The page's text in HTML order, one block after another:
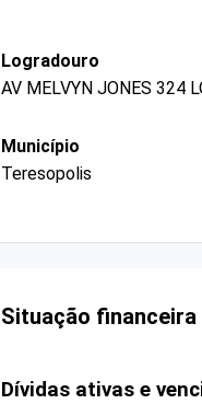
Logradouro
AV MELVYN JONES 324
Município
Teresopolis
Situação financeira
Dívidas ativas e